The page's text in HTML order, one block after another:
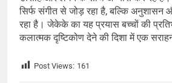
सिर्फ संगीत से जोड़ रहा है, बल्कि अनुशासन
रहा है। जेकेके का यह प्रयास बच्चों की
कलात्मक दृष्टिकोण देने की दिशा में एक
Post Views: 161